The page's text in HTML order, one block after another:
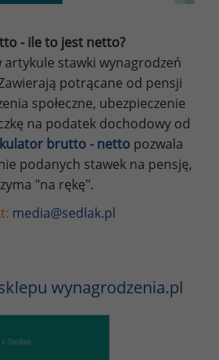
- ile to jest netto?
artykule stawki wynagrodzeń
potrącane od pensji
społeczne, ubezpieczenie
na podatek dochodowy od
brutto - netto pozwala
podanych stawek na pensję,
"na rękę".
media@sedlak.pl
wynagrodzenia.pl